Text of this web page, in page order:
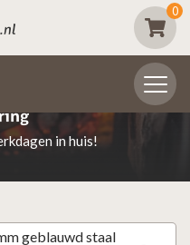
0
in huis!